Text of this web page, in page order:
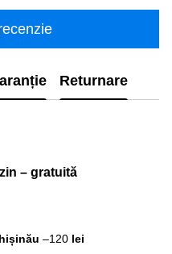
Returnare
– gratuită
–120 lei